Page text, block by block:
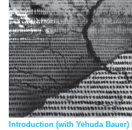
Introduction (with Yehuda Bauer)